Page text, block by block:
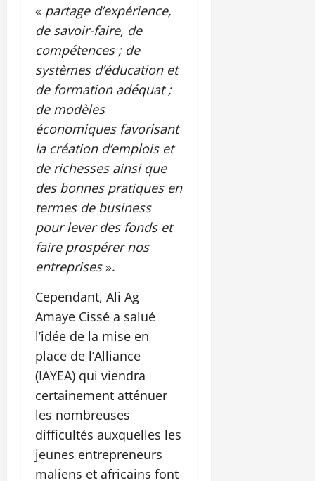
« partage d’expérience,
de savoir-faire, de
compétences ; de
systèmes d’éducation et
de formation adéquat ;
de modèles
économiques favorisant
la création d’emplois et
de richesses ainsi que
des bonnes pratiques en
termes de business
pour lever des fonds et
faire prospérer nos
entreprises».
Cependant, Ali Ag
Amaye Cissé a salué
l’idée de la mise en
place de l’Alliance
(IAYEA) qui viendra
certainement atténuer
les nombreuses
difficultés auxquelles les
jeunes entrepreneurs
maliens et africains font